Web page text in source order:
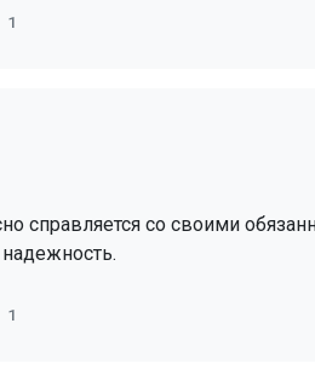
1
справляется со своими
1